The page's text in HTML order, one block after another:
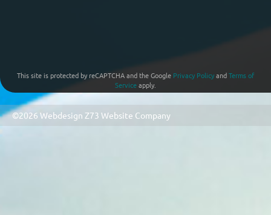
©2026 Webdesign Z73 Website Company
This site is protected by reCAPTCHA and the Google Privacy PolicyandTerms of
Serviceapply.